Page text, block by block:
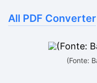
All PDF Converter
(Fonte: